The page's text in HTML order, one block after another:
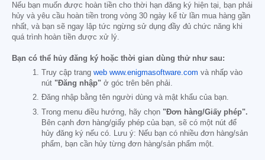
Nếu bạn muốn được hoàn tiền cho thời hạn đăng ký hiện tại, bạn phải
hủy và yêu cầu hoàn tiền trong vòng 30 ngày kể từ lần mua hàng gần
nhất, và bạn sẽ ngay lập tức ngừng sử dụng đầy đủ chức năng khi
quá trình hoàn tiền được xử lý.
Bạn có thể hủy đăng ký hoặc thời gian dùng thử như sau:
Truy cập trang web www.enigmasoftware.com và nhấp vào
nút "Đăng nhập" ở góc trên bên phải.
Đăng nhập bằng tên người dùng và mật khẩu của bạn.
Trong menu điều hướng, hãy chọn "Đơn hàng/Giấy phép".
Bên cạnh đơn hàng/giấy phép của bạn, sẽ có một nút để
hủy đăng ký nếu có. Lưu ý: Nếu bạn có nhiều đơn hàng/sản
phẩm, bạn cần hủy từng đơn hàng/sản phẩm một.